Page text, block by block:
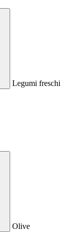
Legumi freschi
Olive